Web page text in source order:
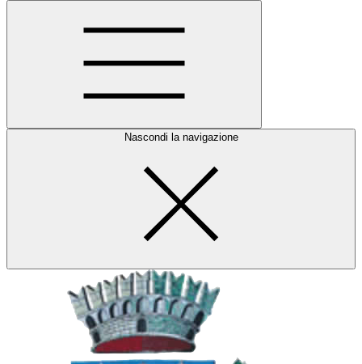
Nascondi la navigazione